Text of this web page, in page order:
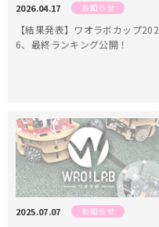
2026.04.17 お知らせ
【結果発表】ワオラボカップ202
6、最終ランキング公開！
2025.07.07 お知らせ